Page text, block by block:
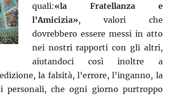
quali:«la Fratellanza e
l’Amicizia», valori che
dovrebbero essere messi in atto
nei nostri rapporti con gli altri,
aiutandoci così inoltre a
la falsità, l’errore, l’inganno, la
personali, che ogni giorno purtroppo